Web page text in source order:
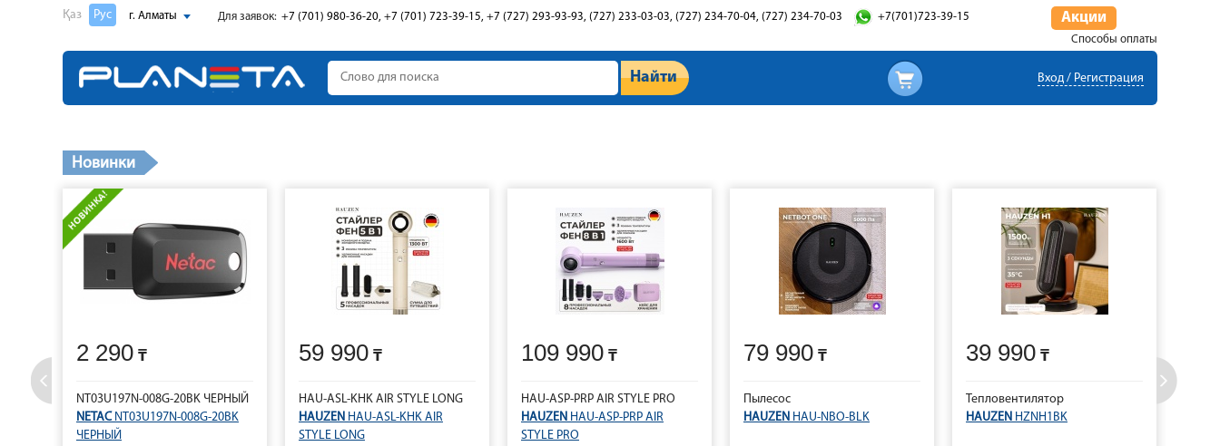
Қаз Рус г. Алматы Для заявок: +7 (701) 980-36-20, +7 (701) 723-39-15, +7 (727) 293-93-93, (727) 233-03-03, (727) 234-70-04, (727) 234-70-03 +7(701)723-39-15 Акции
Способы оплаты
Найти Вход / Регистрация
Новинки
2 290
NT03U197N-008G-20BK ЧЕРНЫЙ
NETACNT03U197N-008G-20BK
ЧЕРНЫЙ
59 990
HAU-ASL-KHK AIR STYLE LONG
HAUZEN HAU-ASL-KHK AIR
STYLE LONG
109 990
HAU-ASP-PRP AIR STYLE PRO
HAUZEN HAU-ASP-PRP AIR
STYLE PRO
79 990
Пылесос
HAUZEN HAU-NBO-BLK
39 990
Тепловентилятор
HAUZEN HZNH1BK